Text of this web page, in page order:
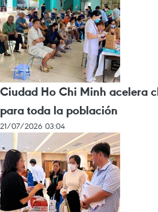
Ciudad Ho Chi Minh acelera
para toda la población
21/07/2026 03:04